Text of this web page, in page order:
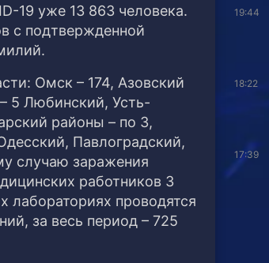
19 уже 13 863 человека.
с подтвержденной
Омск – 174, Азовский
5 Любинский, Усть-
районы – по 3,
Павлоградский,
случаю заражения
работников 3
лабораториях проводятся
за весь период – 725
19:44
18:22
17:39